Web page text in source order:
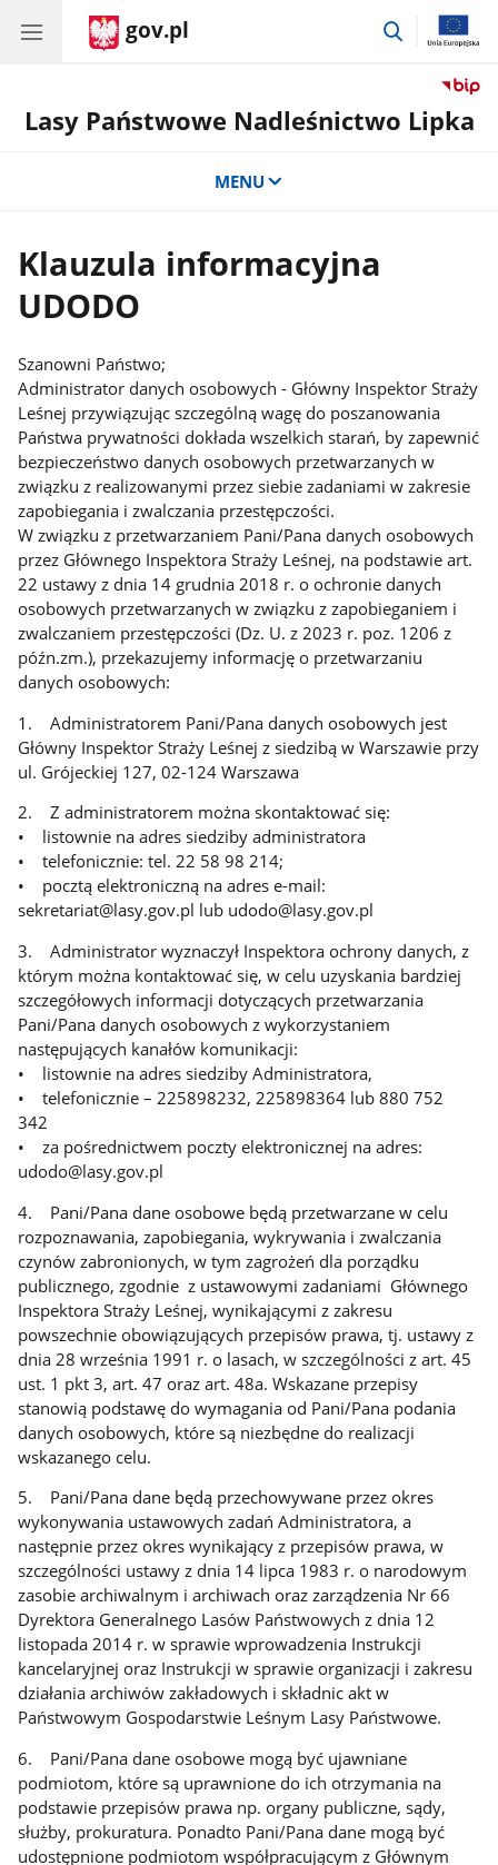
gov.pl
przejdź
Lasy Państwowe Nadleśnictwo Lipka
MENU
Klauzula informacyjna
UDODO
Szanowni Państwo;
Administrator danych osobowych - Główny Inspektor Straży
Leśnej przywiązując szczególną wagę do poszanowania
Państwa prywatności dokłada wszelkich starań, by zapewnić
bezpieczeństwo danych osobowych przetwarzanych w
związku z realizowanymi przez siebie zadaniami w zakresie
zapobiegania i zwalczania przestępczości.
W związku z przetwarzaniem Pani/Pana danych osobowych
przez Głównego Inspektora Straży Leśnej, na podstawie art.
22 ustawy z dnia 14 grudnia 2018 r. o ochronie danych
osobowych przetwarzanych w związku z zapobieganiem i
zwalczaniem przestępczości (Dz. U. z 2023 r. poz. 1206 z
późn.zm.), przekazujemy informację o przetwarzaniu
danych osobowych:
1. Administratorem Pani/Pana danych osobowych jest
Główny Inspektor Straży Leśnej z siedzibą w Warszawie przy
ul. Grójeckiej 127, 02-124 Warszawa
2. Z administratorem można skontaktować się:
• listownie na adres siedziby administratora
• telefonicznie: tel. 22 58 98 214;
• pocztą elektroniczną na adres e-mail:
sekretariat@lasy.gov.pl lub udodo@lasy.gov.pl
3. Administrator wyznaczył Inspektora ochrony danych, z
którym można kontaktować się, w celu uzyskania bardziej
szczegółowych informacji dotyczących przetwarzania
Pani/Pana danych osobowych z wykorzystaniem
następujących kanałów komunikacji:
• listownie na adres siedziby Administratora,
• telefonicznie – 225898232, 225898364 lub 880 752
342
• za pośrednictwem poczty elektronicznej na adres:
udodo@lasy.gov.pl
4. Pani/Pana dane osobowe będą przetwarzane w celu
rozpoznawania, zapobiegania, wykrywania i zwalczania
czynów zabronionych, w tym zagrożeń dla porządku
publicznego, zgodnie z ustawowymi zadaniami Głównego
Inspektora Straży Leśnej, wynikającymi z zakresu
powszechnie obowiązujących przepisów prawa, tj. ustawy z
dnia 28 września 1991 r. o lasach, w szczególności z art. 45
ust. 1 pkt 3, art. 47 oraz art. 48a. Wskazane przepisy
stanowią podstawę do wymagania od Pani/Pana podania
danych osobowych, które są niezbędne do realizacji
wskazanego celu.
5. Pani/Pana dane będą przechowywane przez okres
wykonywania ustawowych zadań Administratora, a
następnie przez okres wynikający z przepisów prawa, w
szczególności ustawy z dnia 14 lipca 1983 r. o narodowym
zasobie archiwalnym i archiwach oraz zarządzenia Nr 66
Dyrektora Generalnego Lasów Państwowych z dnia 12
listopada 2014 r. w sprawie wprowadzenia Instrukcji
kancelaryjnej oraz Instrukcji w sprawie organizacji i zakresu
działania archiwów zakładowych i składnic akt w
Państwowym Gospodarstwie Leśnym Lasy Państwowe.
6. Pani/Pana dane osobowe mogą być ujawniane
podmiotom, które są uprawnione do ich otrzymania na
podstawie przepisów prawa np. organy publiczne, sądy,
służby, prokuratura. Ponadto Pani/Pana dane mogą być
udostępnione podmiotom współpracującym z Głównym